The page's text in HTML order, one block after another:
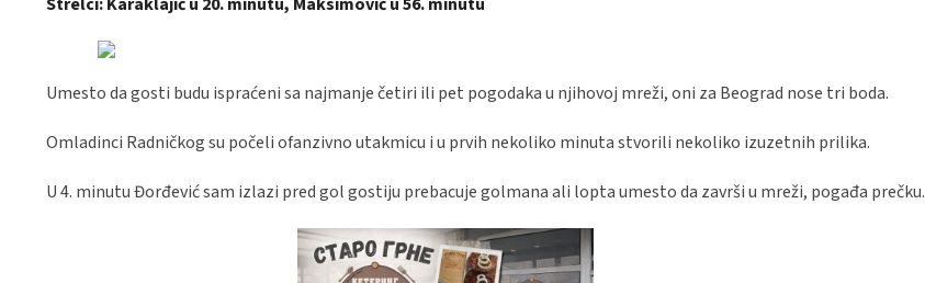
Umesto da gosti budu ispraćeni sa najmanje četiri ili pet pogodaka u njihovoj mreži, oni za Beograd nose tri boda.
Omladinci Radničkog su počeli ofanzivno utakmicu i u prvih nekoliko minuta stvorili nekoliko izuzetnih prilika.
U 4. minutu Đorđević sam izlazi pred gol gostiju prebacuje golmana ali lopta umesto da završi u mreži, pogađa prečku.